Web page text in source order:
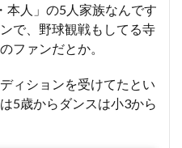
本人」の5人家族なんです
で、野球観戦もしてる寺
ファンだとか。
ィションを受けてたとい
5歳からダンスは小3から